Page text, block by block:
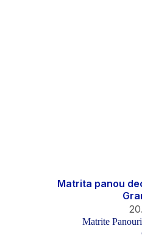
Matrita panou
Matrite